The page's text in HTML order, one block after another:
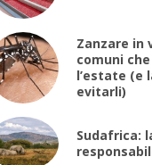
Zanzare in
comuni
l’estate (e
evitarli)
Sudafrica: